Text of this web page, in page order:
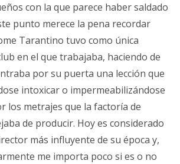
con la que parece haber saldado
punto merece la pena recordar
Tarantino tuvo como única
en el que trabajaba, haciendo de
por su puerta una lección que
intoxicar o impermeabilizándose
los metrajes que la factoría de
de producir. Hoy es considerado
más influyente de su época y,
me importa poco si es o no